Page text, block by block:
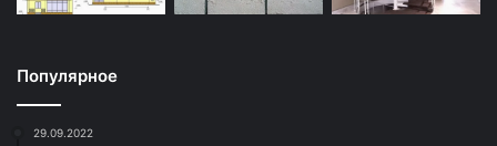
Популярное
29.09.2022